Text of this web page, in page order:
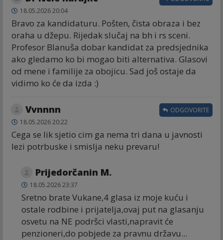
18.05.2026 20:04
Bravo za kandidaturu. Pošten, čista obraza i bez
oraha u džepu. Rijedak slučaj na bh i rs sceni.
Profesor Blanuša dobar kandidat za predsjednika
ako gledamo ko bi mogao biti alternativa. Glasovi
od mene i familije za obojicu. Sad još ostaje da
vidimo ko će da izda :)
Vvnnnn
18.05.2026 20:22
Cega se lik sjetio cim ga nema tri dana u javnosti
lezi potrbuske i smislja neku prevaru!
ODGOVORITE
Prijedorčanin M.
18.05.2026 23:37
Sretno brate Vukane,4 glasa iz moje kuću i
ostale rodbine i prijatelja,ovaj put na glasanju
osvetu na NE podršci vlasti,napravit će
penzioneri,do pobjede za pravnu državu...